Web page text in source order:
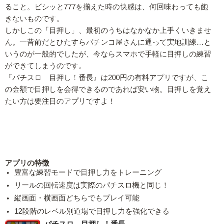
ること。ビシッと777を揃えた時の快感は、何回味わっても飽
きないものです。
しかしこの「目押し」、最初のうちはなかなか上手くいきませ
ん。一昔前だとひたすらパチンコ屋さんに通って実地訓練…と
いうのが一般的でしたが、今ならスマホで手軽に目押しの練習
ができてしまうのです。
『パチスロ 目押し！番長』は200円の有料アプリですが、こ
の金額で目押しを会得できるのであれば安い物。目押しを覚え
たい方は要注目のアプリですよ！
アプリの特徴
豊富な練習モードで目押し力をトレーニング
リールの回転速度は実際のパチスロ機と同じ！
縦画面・横画面どちらでもプレイ可能
12段階のレベル別道場で目押し力を強化できる